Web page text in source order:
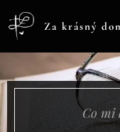
Za krásný
Co mi